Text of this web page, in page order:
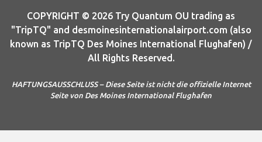
COPYRIGHT © 2026 Try Quantum OU trading as
"TripTQ" and desmoinesinternationalairport.com (also
known as TripTQ Des Moines International Flughafen) /
All Rights Reserved.
HAFTUNGSAUSSCHLUSS – Diese Seite ist nicht die offizielle Internet
Seite von Des Moines International Flughafen